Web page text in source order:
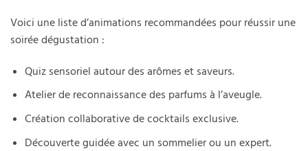
Voici une liste d’animations recommandées pour réussir une
soirée dégustation :
Quiz sensoriel autour des arômes et saveurs.
Atelier de reconnaissance des parfums à l’aveugle.
Création collaborative de cocktails exclusive.
Découverte guidée avec un sommelier ou un expert.